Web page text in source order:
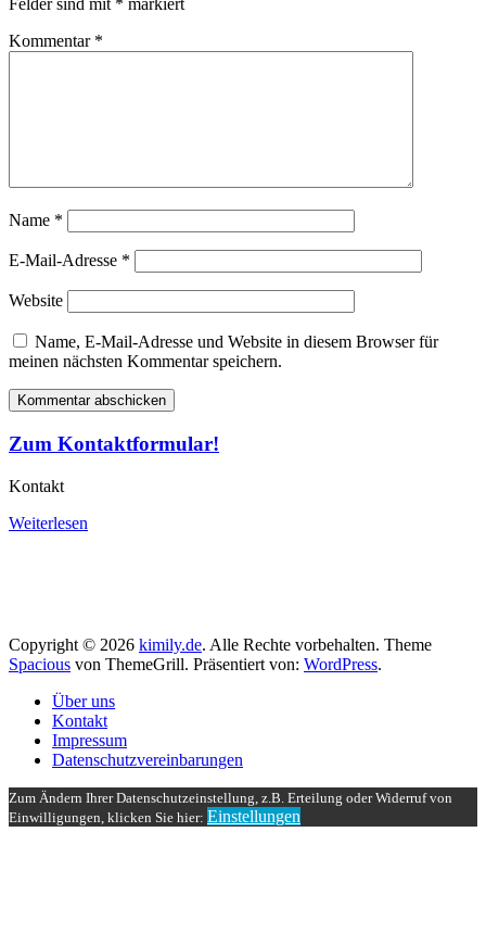
Felder sind mit * markiert
Kommentar *
Name *
E-Mail-Adresse *
Website
Name, E-Mail-Adresse und Website in diesem Browser für
meinen nächsten Kommentar speichern.
Zum Kontaktformular!
Kontakt
Weiterlesen
Copyright © 2026 kimily.de. Alle Rechte vorbehalten. Theme
Spacious von ThemeGrill. Präsentiert von: WordPress.
Über uns
Kontakt
Impressum
Datenschutzvereinbarungen
Zum Ändern Ihrer Datenschutzeinstellung, z.B. Erteilung oder Widerruf von
Einwilligungen, klicken Sie hier: Einstellungen